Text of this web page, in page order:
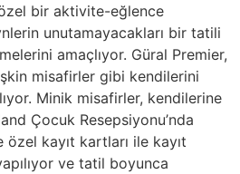
bir aktivite-eğlence
unutamayacakları bir tatili
amaçlıyor. Güral Premier,
misafirler gibi kendilerini
Minik misafirler, kendilerine
Çocuk Resepsiyonu’nda
özel kayıt kartları ile kayıt
ve tatil boyunca